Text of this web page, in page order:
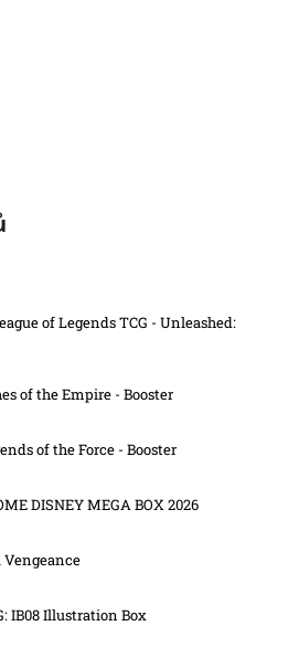
of Legends TCG - Unleashed:
of the Empire - Booster
of the Force - Booster
DISNEY MEGA BOX 2026
IB08 Illustration Box